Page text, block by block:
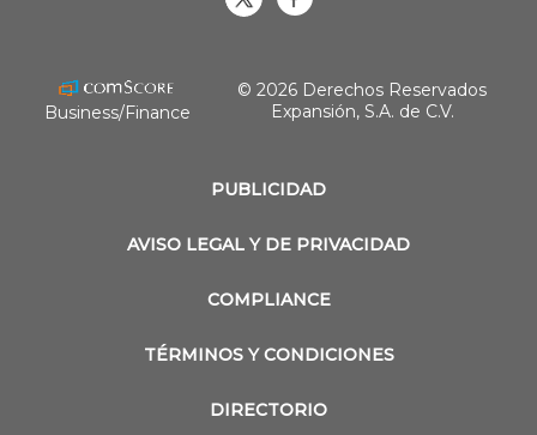
PUBLICIDAD
AVISO LEGAL Y DE PRIVACIDAD
COMPLIANCE
TÉRMINOS Y CONDICIONES
DIRECTORIO
Business/Finance
© 2026 Derechos Reservados
Expansión, S.A. de C.V.